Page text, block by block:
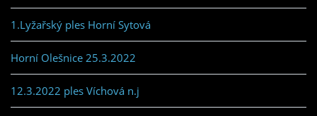
1.Lyžařský ples Horní Sytová
Horní Olešnice 25.3.2022
12.3.2022 ples Víchová n.j